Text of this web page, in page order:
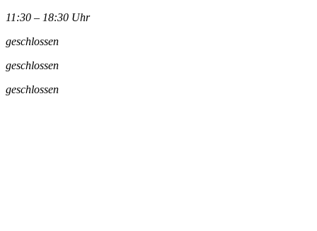
11:30 – 18:30 Uhr
geschlossen
geschlossen
geschlossen